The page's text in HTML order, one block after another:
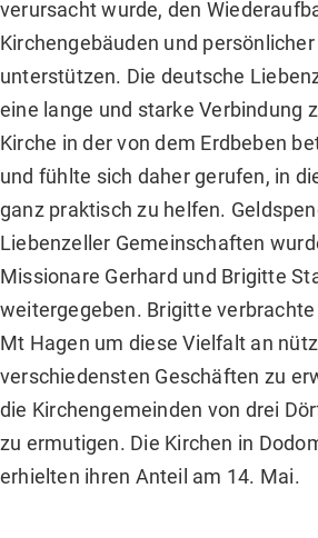
verursacht wurde, den
Kirchengebäuden und
unterstützen. Die deutsche
eine lange und starke Verbindung
Kirche in der von dem Erdbeben
und fühlte sich daher gerufen, in
ganz praktisch zu helfen.
Liebenzeller Gemeinschaften
Missionare Gerhard und Brigitte
weitergegeben. Brigitte
Mt Hagen um diese Vielfalt an
verschiedensten Geschäften zu
die Kirchengemeinden von drei
zu ermutigen. Die Kirchen in
erhielten ihren Anteil am 14. Mai.